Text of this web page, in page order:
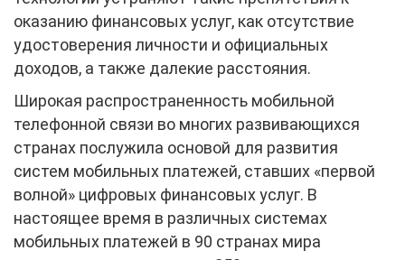
оказанию финансовых услуг, как отсутствие
удостоверения личности и официальных
доходов, а также далекие расстояния.
Широкая распространенность мобильной
телефонной связи во многих развивающихся
странах послужила основой для развития
систем мобильных платежей, ставших «первой
волной» цифровых финансовых услуг. В
настоящее время в различных системах
мобильных платежей в 90 странах мира